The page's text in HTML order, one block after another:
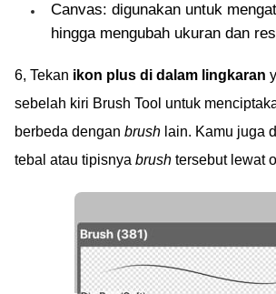
Canvas: digunakan untuk
hingga mengubah ukuran dan
6, Tekan ikon plus di dalam lingkaran
sebelah kiri Brush Tool untuk
berbeda dengan brush lain. Kamu juga
tebal atau tipisnya brush tersebut lewat